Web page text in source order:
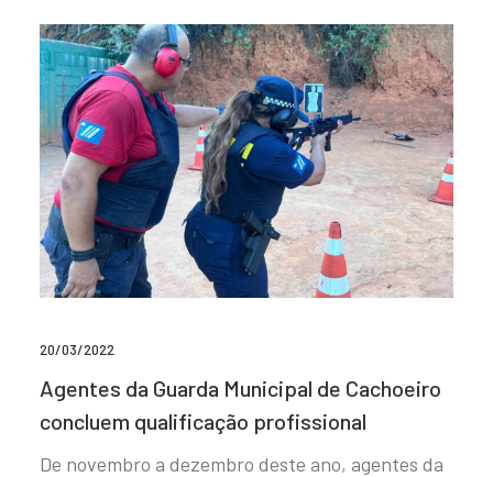
20/03/2022
Agentes da Guarda Municipal de Cachoeiro
concluem qualificação profissional
De novembro a dezembro deste ano, agentes da